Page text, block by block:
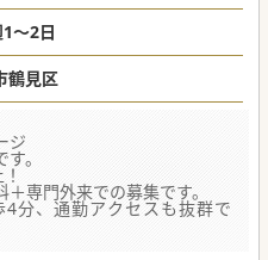
～2日
浜市鶴見区
ジ
。
専門外来での募集です。
分、通勤アクセスも抜群で